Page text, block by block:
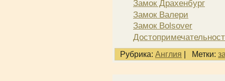
Замок Драхенбург
Замок Валери
Замок Bolsover
Рубрика: Англия | Метки: